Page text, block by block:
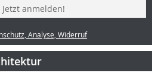
Jetzt anmelden!
Analyse, Widerruf